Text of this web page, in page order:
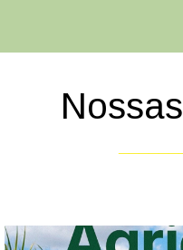
Nossas